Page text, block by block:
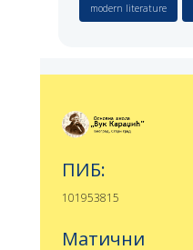
modern literature
ПИБ:
101953815
Матични